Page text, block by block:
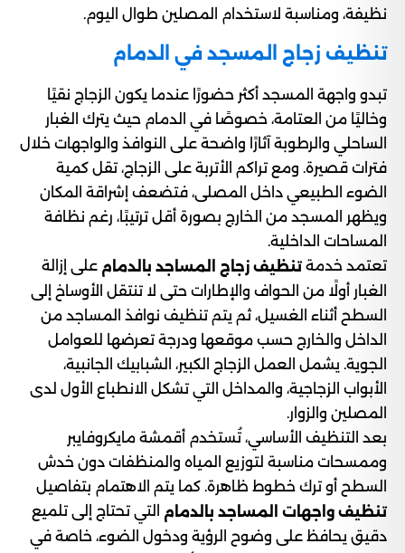
نظيفة، ومناسبة لاستخدام المصلين طوال اليوم.
تنظيف زجاج المسجد في الدمام
تبدو واجهة المسجد أكثر حضورًا عندما يكون الزجاج نقيًا
وخاليًا من العتامة، خصوصًا في الدمام حيث يترك الغبار
الساحلي والرطوبة آثارًا واضحة على النوافذ والواجهات خلال
فترات قصيرة. ومع تراكم الأتربة على الزجاج، تقل كمية
الضوء الطبيعي داخل المصلى، فتضعف إشراقة المكان
ويظهر المسجد من الخارج بصورة أقل ترتيبًا، رغم نظافة
المساحات الداخلية.
تعتمد خدمةتنظيف زجاج المساجد بالدمام على إزالة
الغبار أولًا من الحواف والإطارات حتى لا تنتقل الأوساخ إلى
السطح أثناء الغسيل، ثم يتم تنظيف نوافذ المساجد من
الداخل والخارج حسب موقعها ودرجة تعرضها للعوامل
الجوية. يشمل العمل الزجاج الكبير، الشبابيك الجانبية،
الأبواب الزجاجية، والمداخل التي تشكل الانطباع الأول لدى
المصلين والزوار.
بعد التنظيف الأساسي، تُستخدم أقمشة مايكروفايبر
وممسحات مناسبة لتوزيع المياه والمنظفات دون خدش
السطح أو ترك خطوط ظاهرة. كما يتم الاهتمام بتفاصيل
تنظيف واجهات المساجد بالدمام التي تحتاج إلى تلميع
دقيق يحافظ على وضوح الرؤية ودخول الضوء، خاصة في